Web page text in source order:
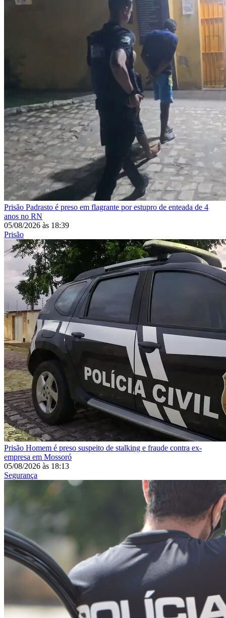
Prisão Padrasto é preso em flagrante por estupro de enteada de 4
anos no RN
05/08/2026 às 18:39
Prisão
Prisão Homem é preso suspeito de stalking e fraude contra ex-
empresa em Mossoró
05/08/2026 às 18:13
Segurança